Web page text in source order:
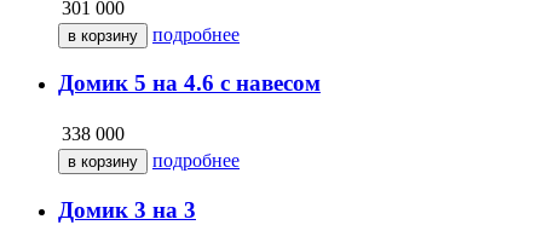
301 000
подробнее
Домик 5 на 4.6 с навесом
338 000
подробнее
Домик 3 на 3